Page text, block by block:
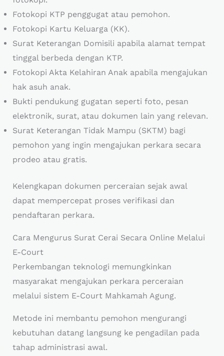
Fotokopi KTP penggugat atau pemohon.
Fotokopi Kartu Keluarga (KK).
Surat Keterangan Domisili apabila alamat tempat
tinggal berbeda dengan KTP.
Fotokopi Akta Kelahiran Anak apabila mengajukan
hak asuh anak.
Bukti pendukung gugatan seperti foto, pesan
elektronik, surat, atau dokumen lain yang relevan.
Surat Keterangan Tidak Mampu (SKTM) bagi
pemohon yang ingin mengajukan perkara secara
prodeo atau gratis.
Kelengkapan dokumen perceraian sejak awal
dapat mempercepat proses verifikasi dan
pendaftaran perkara.
Cara Mengurus Surat Cerai Secara Online Melalui
E-Court
Perkembangan teknologi memungkinkan
masyarakat mengajukan perkara perceraian
melalui sistem E-Court Mahkamah Agung.
Metode ini membantu pemohon mengurangi
kebutuhan datang langsung ke pengadilan pada
tahap administrasi awal.